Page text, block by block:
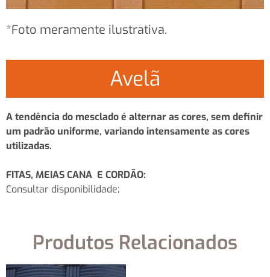
*Foto meramente ilustrativa.
Avelã
A tendência do mesclado é alternar as cores, sem definir
um padrão uniforme, variando intensamente as cores
utilizadas.
FITAS, MEIAS CANA E CORDÃO:
Consultar disponibilidade;
Produtos Relacionados